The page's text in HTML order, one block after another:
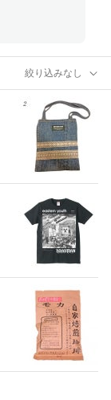
絞り込みなし